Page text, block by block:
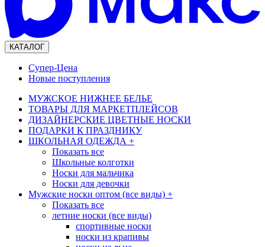
КАТАЛОГ
Супер-Цена
Новые поступления
МУЖСКОЕ НИЖНЕЕ БЕЛЬЕ
ТОВАРЫ ДЛЯ МАРКЕТПЛЕЙСОВ
ДИЗАЙНЕРСКИЕ ЦВЕТНЫЕ НОСКИ
ПОДАРКИ К ПРАЗДНИКУ
ШКОЛЬНАЯ ОДЕЖДА +
Показать все
Школьные колготки
Носки для мальчика
Носки для девочки
Мужские носки оптом (все виды) +
Показать все
летние носки (все виды)
спортивные носки
носки из крапивы